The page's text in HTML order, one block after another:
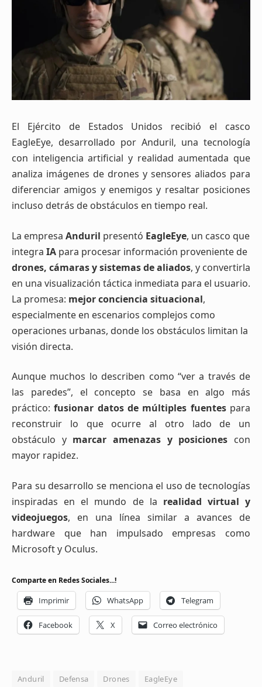
El Ejército de Estados Unidos recibió el casco
EagleEye, desarrollado por Anduril, una tecnología
con inteligencia artificial y realidad aumentada que
analiza imágenes de drones y sensores aliados para
diferenciar amigos y enemigos y resaltar posiciones
incluso detrás de obstáculos en tiempo real.
La empresa Anduril presentó EagleEye, un casco que
integra IA para procesar información proveniente de
drones, cámaras y sistemas de aliados, y convertirla
en una visualización táctica inmediata para el usuario.
La promesa: mejor conciencia situacional,
especialmente en escenarios complejos como
operaciones urbanas, donde los obstáculos limitan la
visión directa.
Aunque muchos lo describen como “ver a través de
las paredes”, el concepto se basa en algo más
práctico:fusionar datos de múltiples fuentespara
reconstruir lo que ocurre al otro lado de un
obstáculo y marcar amenazas y posiciones con
mayor rapidez.
Para su desarrollo se menciona el uso de tecnologías
inspiradas en el mundo de la realidad virtual y
videojuegos, en una línea similar a avances de
hardware que han impulsado empresas como
Microsoft y Oculus.
Comparte en Redes Sociales...!
Imprimir WhatsApp Telegram
Facebook X Correo electrónico
Anduril Defensa Drones
EagleEye